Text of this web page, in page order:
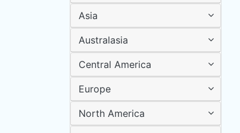
Asia
Australasia
Central America
Europe
North America